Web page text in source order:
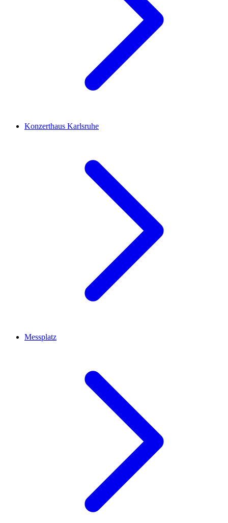
Konzerthaus Karlsruhe
Messplatz